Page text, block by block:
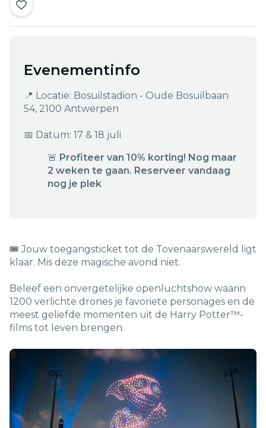
Evenementinfo
📍 Locatie: Bosuilstadion - Oude Bosuilbaan
54, 2100 Antwerpen
📅 Datum: 17 & 18 juli
🚨 Profiteer van 10% korting! Nog maar
2 weken te gaan. Reserveer vandaag
nog je plek
🎟️ Jouw toegangsticket tot de Tovenaarswereld ligt
klaar. Mis deze magische avond niet.
Beleef een onvergetelijke openluchtshow waarin
1200 verlichte drones je favoriete personages en de
meest geliefde momenten uit de Harry Potter™-
films tot leven brengen.